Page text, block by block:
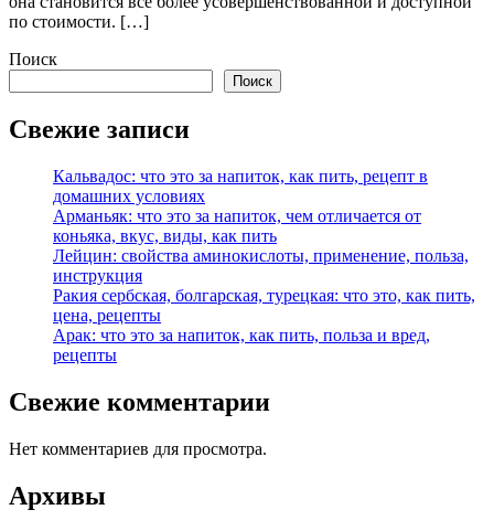
по стоимости. […]
Поиск
Поиск
Свежие записи
Кальвадос: что это за напиток, как пить, рецепт в
домашних условиях
Арманьяк: что это за напиток, чем отличается от
коньяка, вкус, виды, как пить
Лейцин: свойства аминокислоты, применение, польза,
инструкция
Ракия сербская, болгарская, турецкая: что это, как пить,
цена, рецепты
Арак: что это за напиток, как пить, польза и вред,
рецепты
Свежие комментарии
Нет комментариев для просмотра.
Архивы